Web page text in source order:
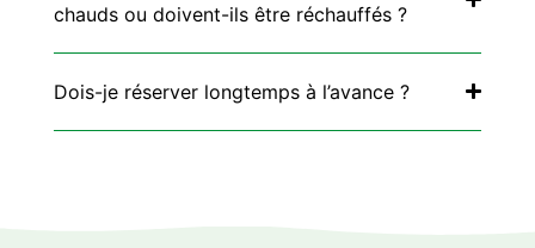
chauds ou doivent-ils être réchauffés ?
Dois-je réserver longtemps à l’avance ?